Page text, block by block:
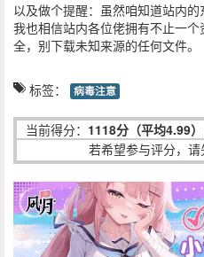
以及做个提醒：虽然咱知道站内
我也相信站内各位佬拥有不止一
全，别下载未知来源的任何文件。
标签： 病毒注意
当前得分： 1118分（平均4.99
若希望参与评分，请